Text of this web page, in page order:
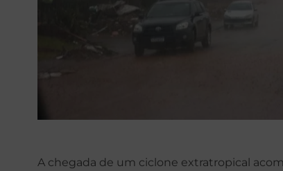
A chegada de um ciclone extratropical